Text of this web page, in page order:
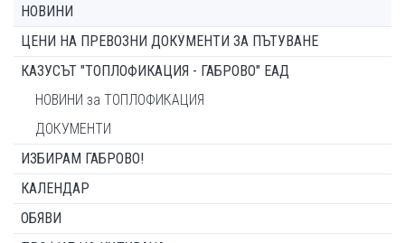
НОВИНИ
ЦЕНИ НА ПРЕВОЗНИ ДОКУМЕНТИ ЗА ПЪТУВАНЕ
КАЗУСЪТ "ТОПЛОФИКАЦИЯ - ГАБРОВО" ЕАД
НОВИНИ за ТОПЛОФИКАЦИЯ
ДОКУМЕНТИ
ИЗБИРАМ ГАБРОВО!
КАЛЕНДАР
ОБЯВИ